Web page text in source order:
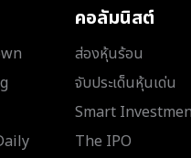
คอลัมนิสต์
ส่องหุ้นร้อน
จับประเด็นหุ้นเด่น
Smart
The IPO